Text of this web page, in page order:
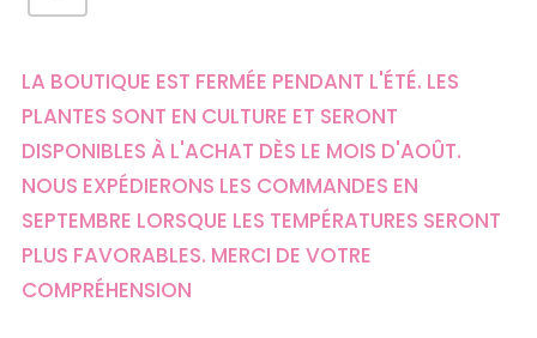
LA BOUTIQUE EST FERMÉE PENDANT L'ÉTÉ. LES
PLANTES SONT EN CULTURE ET SERONT
DISPONIBLES À L'ACHAT DÈS LE MOIS D'AOÛT.
NOUS EXPÉDIERONS LES COMMANDES EN
SEPTEMBRE LORSQUE LES TEMPÉRATURES SERONT
PLUS FAVORABLES. MERCI DE VOTRE
COMPRÉHENSION